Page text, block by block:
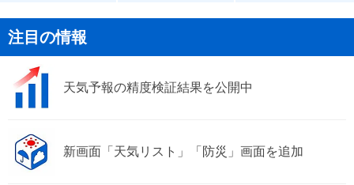
横浜市瀬谷区 横浜市栄区
横浜市都筑区 川崎市
川崎市中原区 川崎市高津区
注目の情報
天気予報の精度検証結果を公開中
新画面「天気リスト」「防災」画面を追加